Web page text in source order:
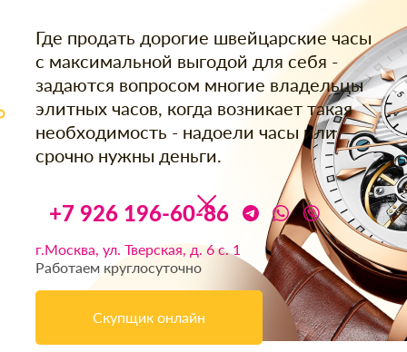
Где продать дорогие швейцарские часы
с максимальной выгодой для себя -
задаются вопросом многие владельцы
элитных часов, когда возникает такая
необходимость - надоели часы или
срочно нужны деньги.
+7 926 196-60-86
г.Москва, ул. Тверская, д. 6 с. 1
Работаем круглосуточно
Скупщик онлайн